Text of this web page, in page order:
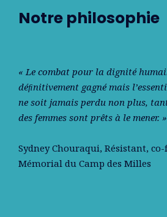
Notre philosophie
« Le combat pour la dignité
déﬁnitivement gagné mais
ne soit jamais perdu non plus,
des femmes sont prêts à le mener. »
Sydney Chouraqui, Résistant,
Mémorial du Camp des Milles